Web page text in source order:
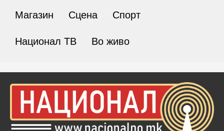
Магазин Сцена Спорт
Национал ТВ Во живо